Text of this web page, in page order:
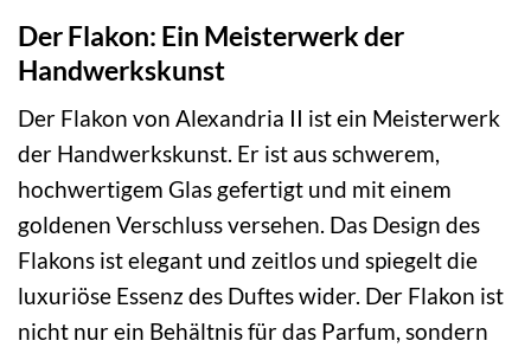
Der Flakon: Ein Meisterwerk der
Handwerkskunst
Der Flakon von Alexandria II ist ein Meisterwerk
der Handwerkskunst. Er ist aus schwerem,
hochwertigem Glas gefertigt und mit einem
goldenen Verschluss versehen. Das Design des
Flakons ist elegant und zeitlos und spiegelt die
luxuriöse Essenz des Duftes wider. Der Flakon ist
nicht nur ein Behältnis für das Parfum, sondern